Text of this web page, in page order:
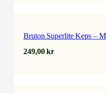
Bruton Superlite Keps –
249,00kr